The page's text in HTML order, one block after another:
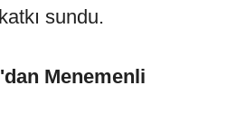
sundu.
Menemenli